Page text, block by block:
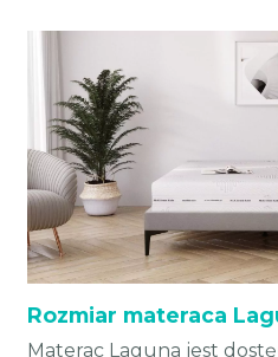
Rozmiar materaca
Materac Laguna jest